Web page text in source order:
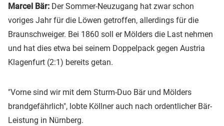
Marcel Bär: Der Sommer-Neuzugang hat zwar schon
voriges Jahr für die Löwen getroffen, allerdings für die
Braunschweiger. Bei 1860 soll er Mölders die Last nehmen
und hat dies etwa bei seinem Doppelpack gegen Austria
Klagenfurt (2:1) bereits getan.
"Vorne sind wir mit dem Sturm-Duo Bär und Mölders
brandgefährlich", lobte Köllner auch nach ordentlicher Bär-
Leistung in Nürnberg.